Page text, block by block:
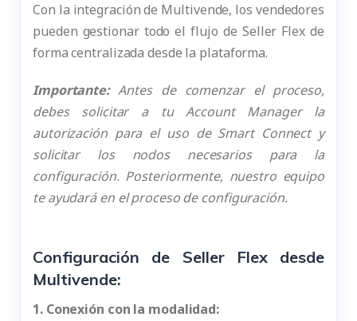
Con la integración de Multivende, los vendedores
pueden gestionar todo el flujo de Seller Flex de
forma centralizada desde la plataforma.
Importante:Antes de comenzar el proceso,
debes solicitar a tu Account Manager la
autorización para el uso de Smart Connect y
solicitar los nodos necesarios para la
configuración. Posteriormente, nuestro equipo
te ayudará en el proceso de configuración.
Configuración de Seller Flex desde
Multivende:
1. Conexión con la modalidad: